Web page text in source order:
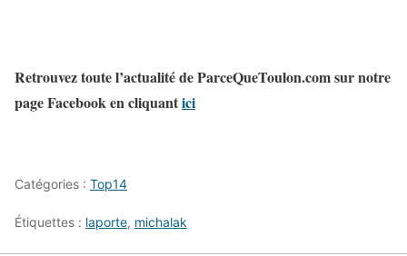
Retrouvez toute l’actualité de ParceQueToulon.com sur notre
page Facebook en cliquantici
Catégories : Top14
Étiquettes : laporte, michalak